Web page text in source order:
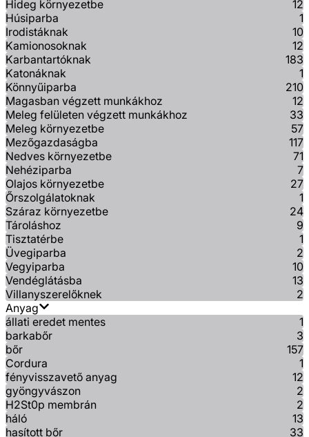
Hideg környezetbe
12
Húsiparba
1
Irodistáknak
10
Kamionosoknak
12
Karbantartóknak
183
Katonáknak
1
Könnyűiparba
210
Magasban végzett munkákhoz
12
Meleg felületen végzett munkákhoz
33
Meleg környezetbe
57
Mezőgazdaságba
117
Nedves környezetbe
71
Nehéziparba
7
Olajos környezetbe
27
Őrszolgálatoknak
1
Száraz környezetbe
24
Tároláshoz
9
Tisztatérbe
1
Üvegiparba
2
Vegyiparba
10
Vendéglátásba
13
Villanyszerelőknek
2
Anyag
állati eredet mentes
1
barkabőr
3
bőr
157
Cordura
1
fényvisszavető anyag
12
gyöngyvászon
2
H2St0p membrán
2
háló
13
hasított bőr
33